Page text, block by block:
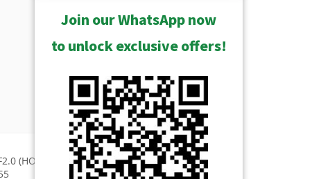
(HOV:180° (overview area),
Join our WhatsApp now
to unlock exclusive offers!